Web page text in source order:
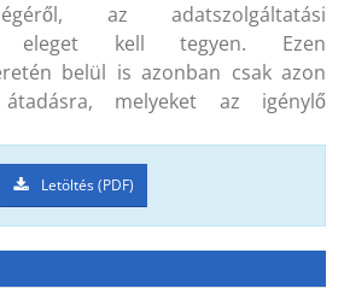
az adatszolgáltatási
eleget kell tegyen. Ezen
belül is azonban csak azon
melyeket az igénylő
Letöltés (PDF)